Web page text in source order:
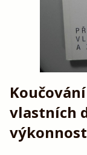
vlastních